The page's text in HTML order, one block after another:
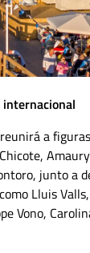
internacional
reunirá a
junto a
Lluis
Vono,